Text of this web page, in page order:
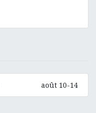
août 10-14